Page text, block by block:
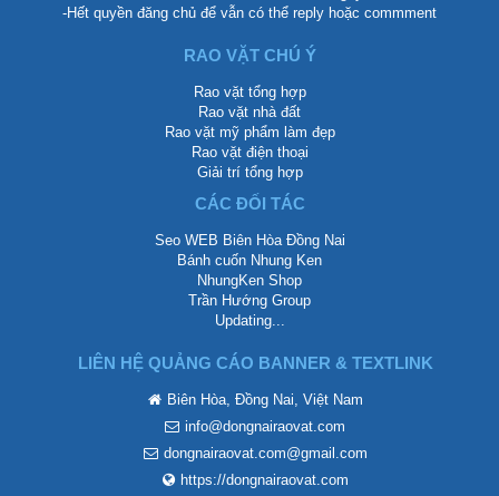
-Hết quyền đăng chủ để vẫn có thể reply hoặc commment
RAO VẶT CHÚ Ý
Rao vặt tổng hợp
Rao vặt nhà đất
Rao vặt mỹ phẩm làm đẹp
Rao vặt điện thoại
Giải trí tổng hợp
CÁC ĐỐI TÁC
Seo WEB Biên Hòa Đồng Nai
Bánh cuốn Nhung Ken
NhungKen Shop
Trần Hướng Group
Updating...
LIÊN HỆ QUẢNG CÁO BANNER & TEXTLINK
Biên Hòa, Đồng Nai, Việt Nam
info@dongnairaovat.com
dongnairaovat.com@gmail.com
https://dongnairaovat.com